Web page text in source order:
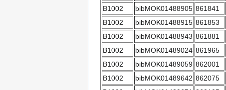
B1002
bibMOK01488905 861841
B1002
bibMOK01488915 861853
B1002
bibMOK01488943 861881
B1002
bibMOK01489024 861965
B1002
bibMOK01489059 862001
B1002
bibMOK01489642 862075